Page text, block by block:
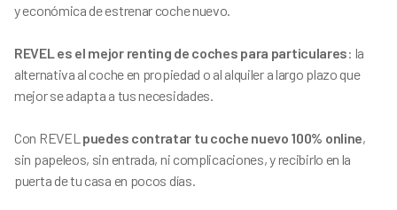
y económica de estrenar coche nuevo.
REVEL es el mejor renting de coches para particulares: la
alternativa al coche en propiedad o al alquiler a largo plazo que
mejor se adapta a tus necesidades.
Con REVEL puedes contratar tu coche nuevo 100% online,
sin papeleos, sin entrada, ni complicaciones, y recibirlo en la
puerta de tu casa en pocos días.